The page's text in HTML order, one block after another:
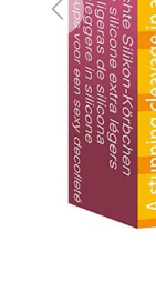
Previous